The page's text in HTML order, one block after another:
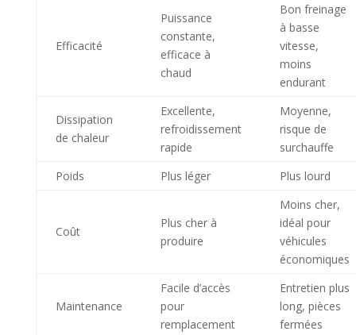
Efficacité
Puissance
constante,
efficace à
chaud
Bon freinage
à basse
vitesse,
moins
endurant
Dissipation
de chaleur
Excellente,
refroidissement
rapide
Moyenne,
risque de
surchauffe
Poids
Plus léger Plus lourd
Coût
Plus cher à
produire
Moins cher,
idéal pour
véhicules
économiques
Maintenance
Facile d’accès
pour
remplacement
Entretien plus
long, pièces
fermées